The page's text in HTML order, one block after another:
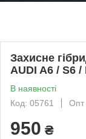
Захисне
AUDI A6 / S6 /
В наявності
Код: 05761
Опт
950 ₴